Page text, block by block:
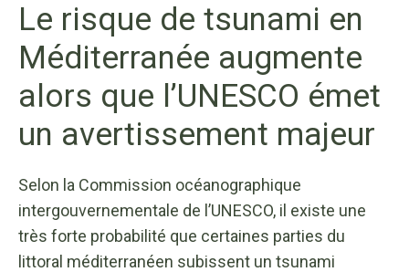
Le risque de tsunami en
Méditerranée augmente
alors que l’UNESCO émet
un avertissement majeur
Selon la Commission océanographique
intergouvernementale de l’UNESCO, il existe une
très forte probabilité que certaines parties du
littoral méditerranéen subissent un tsunami